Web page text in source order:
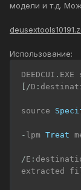
модели и т.д.
Использование:
DEEDCUI . EXE
[/D :
source
- lpm Treat
/E :
extracted